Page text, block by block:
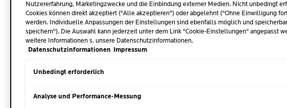
Unter
Nutzererfahrung, Marketingzwecke und die Einbindung externer Medien. Nicht unbedingt
Cookies können direkt akzeptiert ("Alle akzeptieren") oder abgelehnt ("Ohne Einwilligung
werden. Individuelle Anpassungen der Einstellungen sind ebenfalls möglich und
speichern"). Die Auswahl kann jederzeit unter dem Link "Cookie-Einstellungen" angepasst
weitere Informationen s. unsere Datenschutzinformationen.
Datenschutzinformationen Impressum
Unbedingt erforderlich
Analyse und Performance-Messung